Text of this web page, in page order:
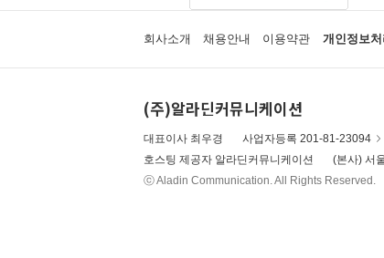
회사소개 채용안내 이용약관 개인정보처
(주)알라딘커뮤니케이션
대표이사 최우경 사업자등록 201-81-23094
호스팅 제공자 알라딘커뮤니케이션
(본사) 서
ⓒ Aladin Communication. All Rights Reserved.